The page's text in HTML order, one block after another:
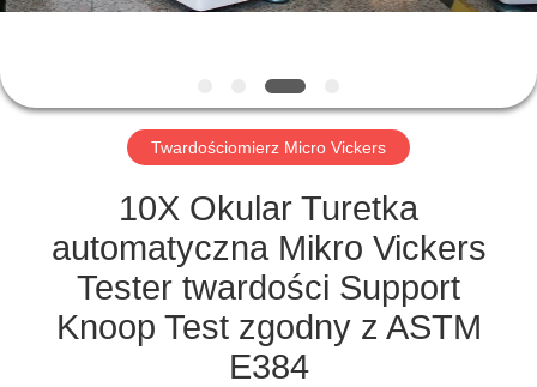
PO
KONTROLA
JAKOŚCI
SITEMAP
PRIVACY
Twardościomierz Micro Vickers
10X Okular Turetka
automatyczna Mikro Vickers
Tester twardości Support
Knoop Test zgodny z ASTM
E384